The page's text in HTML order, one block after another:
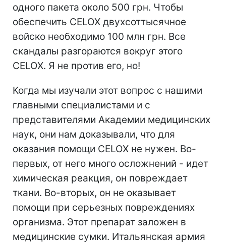
одного пакета около 500 грн. Чтобы
обеспечить CELOX двухсоттысячное
войско необходимо 100 млн грн. Все
скандалы разгораются вокруг этого
CELOX. Я не против его, но!
Когда мы изучали этот вопрос с нашими
главными специалистами и с
представителями Академии медицинских
наук, они нам доказывали, что для
оказания помощи CELOX не нужен. Во-
первых, от него много осложнений - идет
химическая реакция, он повреждает
ткани. Во-вторых, он не оказывает
помощи при серьезных повреждениях
организма. Этот препарат заложен в
медицинские сумки. Итальянская армия